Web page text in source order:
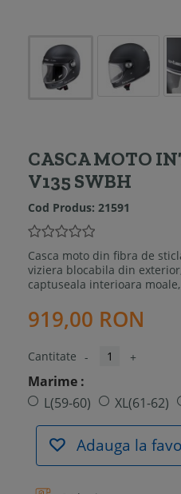
CASCA MOTO
V135 SWBH
Cod Produs: 21591
Casca moto din fibra de
viziera blocabila din
captuseala interioara
919,00 RON
Cantitate - +
Marime :
L(59-60)
XL(61-62)
Adauga la